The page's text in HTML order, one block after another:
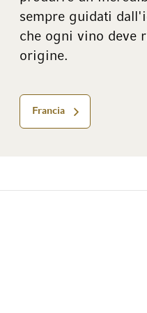
sempre guidati
che ogni vino deve
origine.
Francia